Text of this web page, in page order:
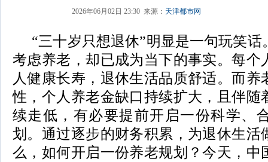
2026年06月02日 23:30 来源： 天津都市网
“三十岁只想退休”明显是一句玩笑
考虑养老，却已成为当下的事实。每个
人健康长寿，退休生活品质舒适。而养
性，个人养老金缺口持续扩大，且伴随
续走低，有必要提前开启一份科学、
划。通过逐步的财务积累，为退休生活
么，如何开启一份养老规划？今天，中